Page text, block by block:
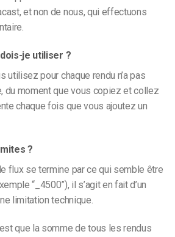
et non de nous, qui effectuons
je utiliser ?
utilisez pour chaque rendu n’a pas
du moment que vous copiez et collez
chaque fois que vous ajoutez un
?
flux se termine par ce qui semble être
“_4500”), il s’agit en fait d’un
limitation technique.
que la somme de tous les rendus